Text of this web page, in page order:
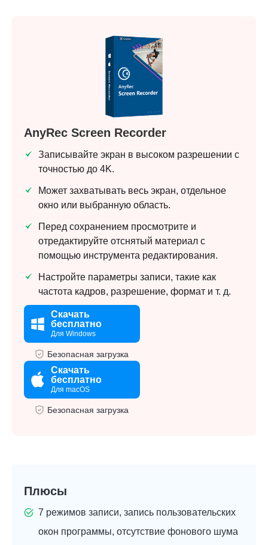
AnyRec Screen Recorder
Записывайте экран в высоком разрешении с
точностью до 4K.
Может захватывать весь экран, отдельное
окно или выбранную область.
Перед сохранением просмотрите и
отредактируйте отснятый материал с
помощью инструмента редактирования.
Настройте параметры записи, такие как
частота кадров, разрешение, формат и т. д.
Скачать
бесплатно
Для Windows
Безопасная загрузка
Скачать
бесплатно
Для macOS
Безопасная загрузка
Плюсы
7 режимов записи, запись пользовательских
окон программы, отсутствие фонового шума